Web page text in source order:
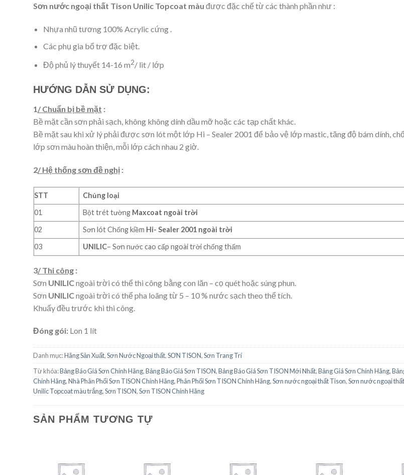
Sơn nước ngoại thất Tison Unilic Topcoat màu được đặc chế từ các thành phần như :
Nhựa nhũ tương 100% Acrylic cứng .
Các phụ gia bổ trợ đặc biệt.
Độ phủ lý thuyết 14-16 m2/ lit / lớp
HƯỚNG DẪN SỬ DỤNG:
1/ Chuẩn bị bề mặt :
Bề mặt cần sơn phải sạch, không không dính dầu mỡ hoặc các tạp chất khác.
Bề mặt sau khi xử lý phải được sơn lót một lớp Hi – Sealer 2001 để bảo vệ lớp mastic, tăng độ bám dính,
lớp sơn màu hoàn thiện, mỗi lớp cách nhau 2 giờ.
2/ Hệ thống sơn đề nghị:
STT Chủng loại
01
Bột trét tường Maxcoat ngoài trời
02
Sơn lót Chống kiềm Hi- Sealer 2001 ngoài trời
03
UNILIC– Sơn nước cao cấp ngoài trời chống thấm
3/ Thi công:
Sơn UNILICngoài trời có thể thi công bằng con lăn – cọ quét hoặc súng phun.
Sơn UNILICngoài trời có thể pha loãng từ 5 – 10 % nước sạch theo thể tích.
Khuấy đều trước khi thi công.
Đóng gói:Lon 1 lít
Danh mục:Hãng Sản Xuất,Sơn Nước Ngoại thất,SƠN TISON,Sơn Trang Trí
Từ khóa:Bảng Báo Giá Sơn Chính Hãng,Bảng Báo Giá Sơn TISON,Bảng Báo Giá Sơn TISON Mới Nhất,Bảng Giá Sơn Chính Hãng,
Chính Hãng,Nhà Phân Phối Sơn TISON Chính Hãng,Phân Phối Sơn TISON Chính Hãng,Sơn nước ngoại thất Tison,Sơn nước ngoại
Unilic Topcoat màu trắng,Sơn TISON,Sơn TISON Chính Hãng
SẢN PHẨM TƯƠNG TỰ